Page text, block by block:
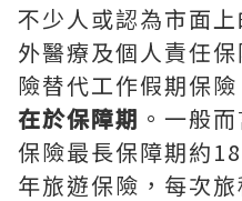
不少人或認為市面上
外醫療及個人責任
險替代工作假期保
在於保障期 。一般
保險最長保障期約
年旅遊保險，每次